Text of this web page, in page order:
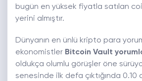
bugün en yüksek fiyatla satılan
yerini almıştır.
Dünyanın en ünlü kripto para
ekonomistler Bitcoin Vault
oldukça olumlu görüşler öne
senesinde ilk defa çıktığında